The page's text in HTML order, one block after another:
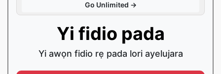
Go Unlimited →
Yi fidio pada
Yi awọn fidio rẹ pada lori ayelujara